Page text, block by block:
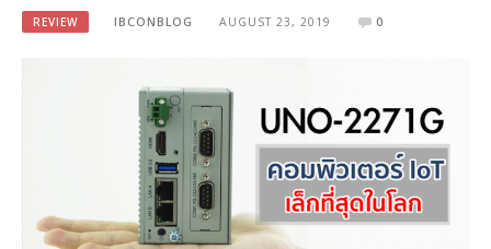
REVIEW IBCONBLOG AUGUST 23, 2019 0